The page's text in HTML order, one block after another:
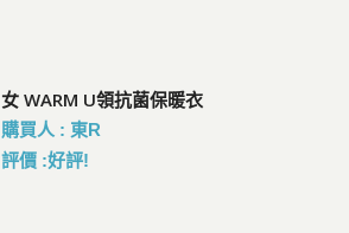
女 WARM U領抗菌保暖衣
購買人 : 東R
評價 :好評!